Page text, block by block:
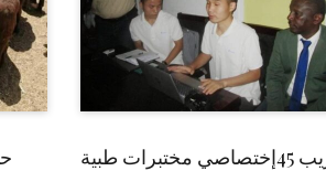
تدريب 45إختصاصي مختبرات طبية